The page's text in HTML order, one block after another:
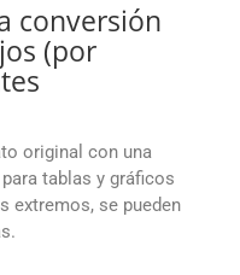
conversión
(por
original con una
tablas y gráficos
extremos, se pueden